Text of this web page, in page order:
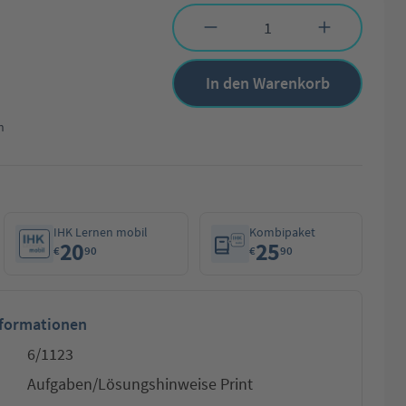
Produkt Anzahl: Gib den gewünschten
In den Warenkorb
IHK Lernen mobil
€2090
Kombipaket
€2590
6/1123
Aufgaben/Lösungshinweise Print